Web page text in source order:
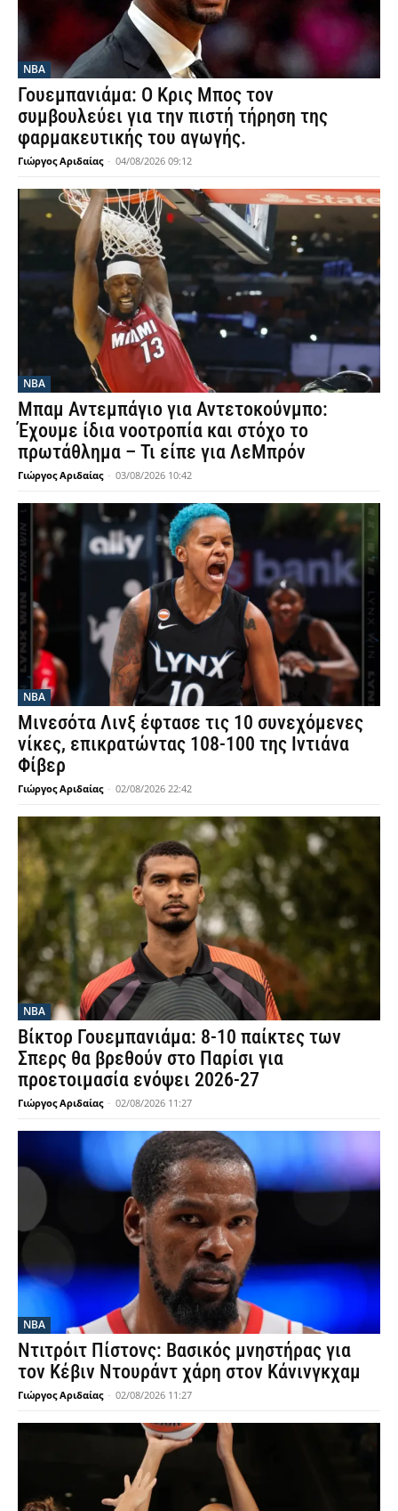
NBA
Γουεμπανιάμα: Ο Κρις Μπος τον
συμβουλεύει για την πιστή τήρηση της
φαρμακευτικής του αγωγής.
Γιώργος Αριδαίας - 04/08/2026 09:12
NBA
Μπαμ Αντεμπάγιο για Αντετοκούνμπο:
Έχουμε ίδια νοοτροπία και στόχο το
πρωτάθλημα – Τι είπε για ΛεΜπρόν
Γιώργος Αριδαίας - 03/08/2026 10:42
NBA
Μινεσότα Λινξ έφτασε τις 10 συνεχόμενες
νίκες, επικρατώντας 108-100 της Ιντιάνα
Φίβερ
Γιώργος Αριδαίας - 02/08/2026 22:42
NBA
Βίκτορ Γουεμπανιάμα: 8-10 παίκτες των
Σπερς θα βρεθούν στο Παρίσι για
προετοιμασία ενόψει 2026-27
Γιώργος Αριδαίας - 02/08/2026 11:27
NBA
Ντιτρόιτ Πίστονς: Βασικός μνηστήρας για
τον Κέβιν Ντουράντ χάρη στον Κάνινγκχαμ
Γιώργος Αριδαίας - 02/08/2026 11:27